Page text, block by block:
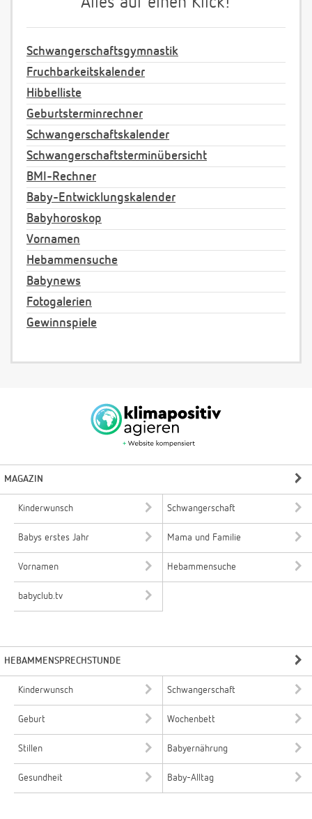
Schwangerschaftsgymnastik
Fruchbarkeitskalender
Hibbelliste
Geburtsterminrechner
Schwangerschaftskalender
Schwangerschaftsterminübersicht
BMI-Rechner
Baby-Entwicklungskalender
Babyhoroskop
Vornamen
Hebammensuche
Babynews
Fotogalerien
Gewinnspiele
MAGAZIN
Kinderwunsch Schwangerschaft
Babys erstes Jahr Mama und Familie
Vornamen Hebammensuche
babyclub.tv
HEBAMMENSPRECHSTUNDE
Kinderwunsch Schwangerschaft
Geburt Wochenbett
Stillen Babyernährung
Gesundheit Baby-Alltag